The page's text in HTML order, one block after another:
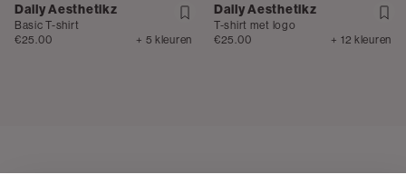
Daily Aesthetikz
Basic T-shirt
€25.00
+ 5 kleuren
Daily Aesthetikz
T-shirt met logo
€25.00
+ 12 kleuren